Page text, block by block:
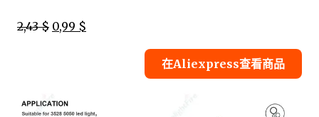
2,43 $ 0,99 $
在Aliexpress查看商品